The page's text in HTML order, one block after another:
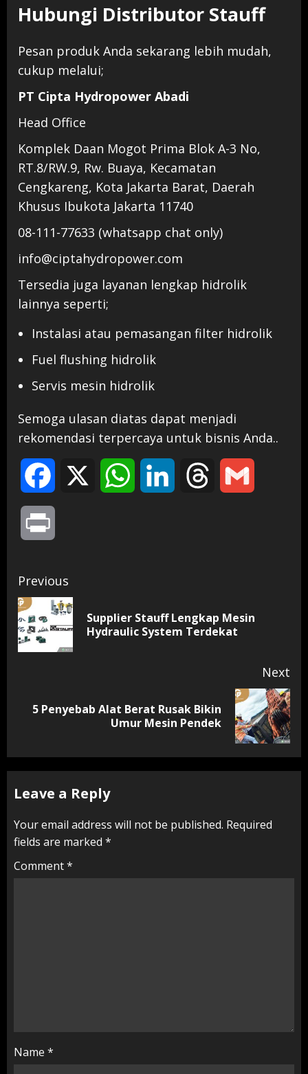
Hubungi Distributor Stauff
Pesan produk Anda sekarang lebih mudah,
cukup melalui;
PT Cipta Hydropower Abadi
Head Office
Komplek Daan Mogot Prima Blok A-3 No,
RT.8/RW.9, Rw. Buaya, Kecamatan
Cengkareng, Kota Jakarta Barat, Daerah
Khusus Ibukota Jakarta 11740
08-111-77633 (whatsapp chat only)
info@ciptahydropower.com
Tersedia juga layanan lengkap hidrolik
lainnya seperti;
Instalasi atau pemasangan filter hidrolik
Fuel flushing hidrolik
Servis mesin hidrolik
Semoga ulasan diatas dapat menjadi
rekomendasi terpercaya untuk bisnis Anda..
Facebook WhatsAppLinkedIn Threads
Continue
Reading
Previous
Supplier Stauff Lengkap Mesin
Hydraulic System Terdekat
Next
Next
5 Penyebab Alat Berat Rusak Bikin
Umur Mesin Pendek
Leave a Reply
Your email address will not be published. Required
fields are marked *
Comment*
Name *